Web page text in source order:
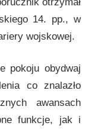
14. pp., w
wojskowej.
obydwaj
co znalazło
awansach
funkcje, jak i